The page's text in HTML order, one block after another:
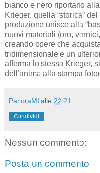
bianco e nero riportano
Krieger, quella “storica”
produzione unisce alla
nuovi materiali (oro,
creando opere che
tridimensionale e un
afferma lo stesso Krieger,
dell’anima alla stampa
PanoraMI alle 22:21
Condividi
Nessun commento:
Posta un commento